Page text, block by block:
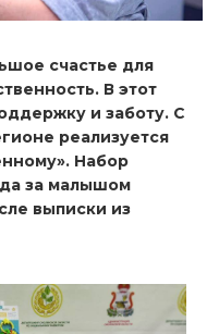
счастье для
В этот
и заботу. С
реализуется
Набор
за малышом
выписки из